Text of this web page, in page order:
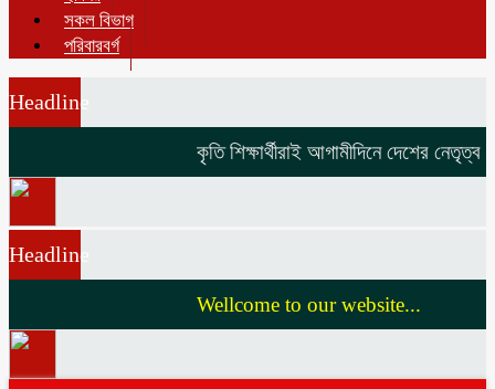
সকল বিভাগ
পরিবারবর্গ
Headline
কৃতি শিক্ষার্থীরাই আগামীদিনে দেশের নেতৃত্ব
Headline
Wellcome to our website...